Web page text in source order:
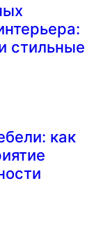
стильные
как